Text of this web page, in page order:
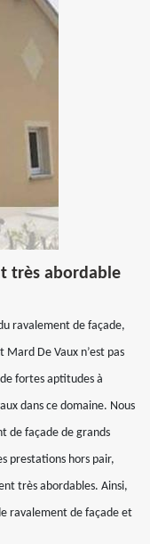
très abordable
ravalement de façade,
De Vaux n’est pas
fortes aptitudes à
dans ce domaine. Nous
de façade de grands
prestations hors pair,
très abordables. Ainsi,
ravalement de façade et